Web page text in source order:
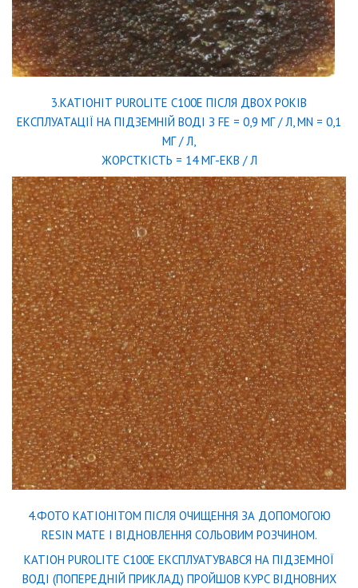
3.КАТІОНІТ PUROLITE C100E ПІСЛЯ ДВОХ РОКІВ
ЕКСПЛУАТАЦІЇ НА ПІДЗЕМНІЙ ВОДІ З FE = 0,9 МГ / Л, MN = 0,1
МГ / Л,
ЖОРСТКІСТЬ = 14 МГ-ЕКВ / Л
4.ФОТО КАТІОНІТОМ ПІСЛЯ ОЧИЩЕННЯ ЗА ДОПОМОГОЮ
RESIN MATE І ВІДНОВЛЕННЯ СОЛЬОВИМ РОЗЧИНОМ.
КАТІОН PUROLITE C100E ЕКСПЛУАТУВАВСЯ НА ПІДЗЕМНОЇ
ВОДІ (ПОПЕРЕДНІЙ ПРИКЛАД) ПРОЙШОВ КУРС ВІДНОВНИХ